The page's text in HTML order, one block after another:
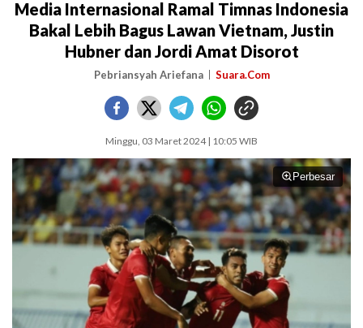
Media Internasional Ramal Timnas Indonesia
Bakal Lebih Bagus Lawan Vietnam, Justin
Hubner dan Jordi Amat Disorot
Pebriansyah Ariefana Suara.Com
Minggu, 03 Maret 2024 | 10:05 WIB
Perbesar